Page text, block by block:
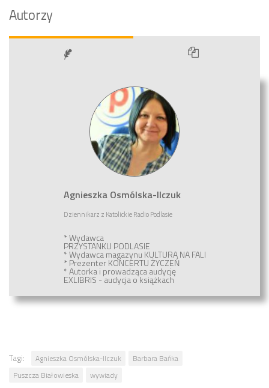
Autorzy
Agnieszka Osmólska-Ilczuk
Dziennikarz z Katolickie Radio Podlasie
* Wydawca
PRZYSTANKU PODLASIE
* Wydawca magazynu KULTURA NA FALI
* PrezenterKONCERTU ŻYCZEŃ
* Autorka i prowadząca audycję
EXLIBRIS - audycja o książkach
Tagi: Agnieszka Osmólska-Ilczuk
Barbara Bańka
Puszcza Białowieska
wywiady